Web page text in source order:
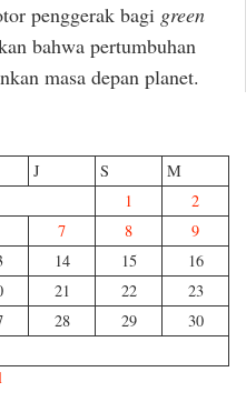
penggerak bagi green
bahwa pertumbuhan
masa depan planet.
J S
M
1
2
7 8
9
14 15
16
21 22
23
28 29
30